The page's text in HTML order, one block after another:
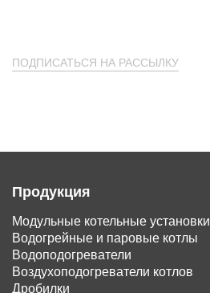
ПОДПИСАТЬСЯ НА РАССЫЛКУ
Продукция
Модульные котельные установки
Водогрейные и паровые котлы
Водоподогреватели
Воздухоподогреватели котлов
Дробилки